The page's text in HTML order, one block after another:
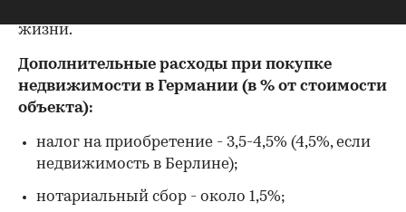
жизни.
Дополнительные расходы при покупке
недвижимости в Германии (в % от стоимости
объекта):
налог на приобретение - 3,5-4,5% (4,5%, если
недвижимость в Берлине);
нотариальный сбор - около 1,5%;